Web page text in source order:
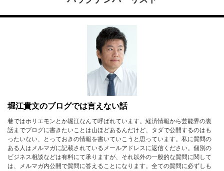
堀江貴文のブログでは言えない話
巷ではホリエモンとか堀江なんて呼ばれています。経済情報から芸能界の裏
話までブログに書きたいことは山ほどあるんだけど、タダで公開するのはも
ったいない、とっておきの情報を書いていこうと思っています。私に質問の
ある人はメルマガに記載されているメールアドレスに返信ください。個別の
ビジネス相談などは有料にて承りますが、それ以外の一般的な質問に関して
は、メルマガ内公開で質問に答えることになります。全ての質問に必ずしも